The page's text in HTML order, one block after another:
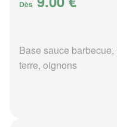
Dès
Base sauce
terre, oignons